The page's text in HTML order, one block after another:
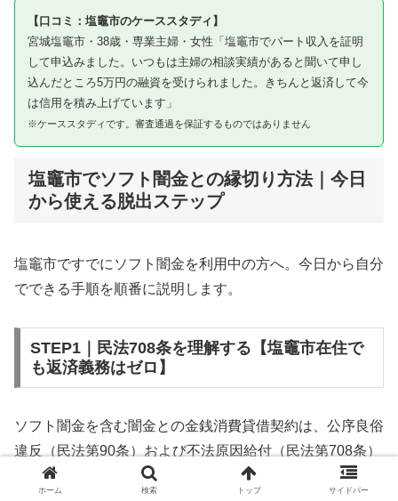
【口コミ：塩竈市のケーススタディ】
宮城塩竈市・38歳・専業主婦・女性「塩竈市でパート収入を証明
して申込みました。いつもは主婦の相談実績があると聞いて申し
込んだところ5万円の融資を受けられました。きちんと返済して今
は信用を積み上げています」
※ケーススタディです。審査通過を保証するものではありません
塩竈市でソフト闇金との縁切り方法｜今日
から使える脱出ステップ
塩竈市ですでにソフト闇金を利用中の方へ。今日から自分
でできる手順を順番に説明します。
STEP1｜民法708条を理解する【塩竈市在住で
も返済義務はゼロ】
ソフト闇金を含む闇金との金銭消費貸借契約は、公序良俗
違反（民法第90条）および不法原因給付（民法第708条）
に該当するため、法的には無効です。塩竈市在住であって
ホーム 検索 トップ サイドバー